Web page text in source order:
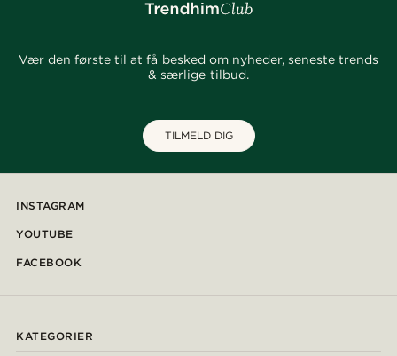
Vær den første til at få besked om nyheder, seneste trends
& særlige tilbud.
TILMELD DIG
INSTAGRAM
YOUTUBE
FACEBOOK
KATEGORIER